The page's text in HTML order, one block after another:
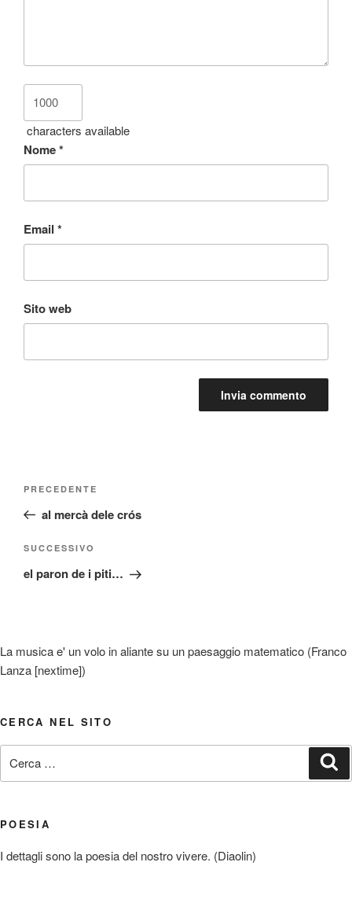
characters available
Nome*
Email *
Sito web
Articolo
precedente:
PRECEDENTE
al mercà dele crós
Articolo
successivo
SUCCESSIVO
el paron de i piti…
La musica e' un volo in aliante su un paesaggio matematico (Franco
Lanza [nextime])
CERCA NEL SITO
POESIA
I dettagli sono la poesia del nostro vivere. (Diaolin)